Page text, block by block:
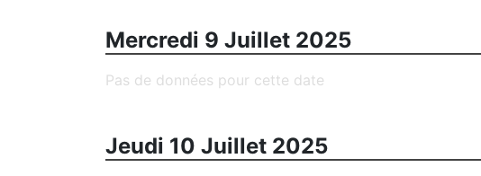
Mercredi 9 Juillet 2025
Pas de données pour cette date
Jeudi 10 Juillet 2025